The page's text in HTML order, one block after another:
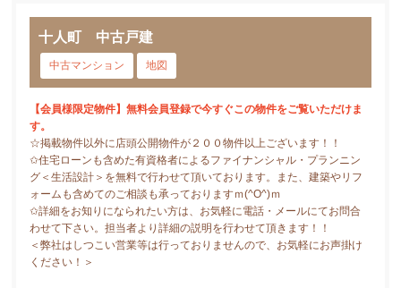
十人町 中古戸建
中古マンション 地図
【会員様限定物件】無料会員登録で今すぐこの物件をご覧いただけま
す。
☆掲載物件以外に店頭公開物件が２００物件以上ございます！！
✩住宅ローンも含めた有資格者によるファイナンシャル・プランニン
グ＜生活設計＞を無料で行わせて頂いております。また、建築やリフ
ォームも含めてのご相談も承っておりますｍ(^O^)ｍ
✩詳細をお知りになられたい方は、お気軽に電話・メールにてお問合
わせて下さい。担当者より詳細の説明を行わせて頂きます！！
＜弊社はしつこい営業等は行っておりませんので、お気軽にお声掛け
ください！＞